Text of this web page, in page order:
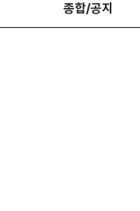
종합/공지